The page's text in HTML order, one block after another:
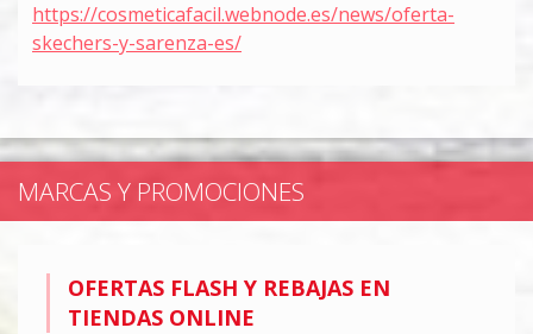
https://cosmeticafacil.webnode.es/news/oferta-
skechers-y-sarenza-es/
MARCAS Y PROMOCIONES
OFERTAS FLASH Y REBAJAS EN
TIENDAS ONLINE